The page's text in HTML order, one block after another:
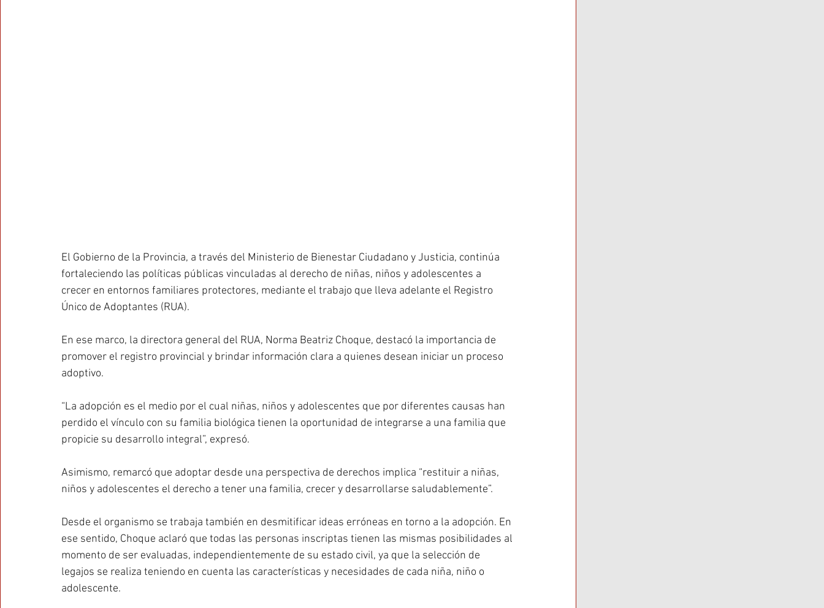
El Gobierno de la Provincia, a través del Ministerio de Bienestar Ciudadano y Justicia, continúa
fortaleciendo las políticas públicas vinculadas al derecho de niñas, niños y adolescentes a
crecer en entornos familiares protectores, mediante el trabajo que lleva adelante el Registro
Único de Adoptantes (RUA).
En ese marco, la directora general del RUA, Norma Beatriz Choque, destacó la importancia de
promover el registro provincial y brindar información clara a quienes desean iniciar un proceso
adoptivo.
“La adopción es el medio por el cual niñas, niños y adolescentes que por diferentes causas han
perdido el vínculo con su familia biológica tienen la oportunidad de integrarse a una familia que
propicie su desarrollo integral”, expresó.
Asimismo, remarcó que adoptar desde una perspectiva de derechos implica “restituir a niñas,
niños y adolescentes el derecho a tener una familia, crecer y desarrollarse saludablemente”.
Desde el organismo se trabaja también en desmitificar ideas erróneas en torno a la adopción. En
ese sentido, Choque aclaró que todas las personas inscriptas tienen las mismas posibilidades al
momento de ser evaluadas, independientemente de su estado civil, ya que la selección de
legajos se realiza teniendo en cuenta las características y necesidades de cada niña, niño o
adolescente.